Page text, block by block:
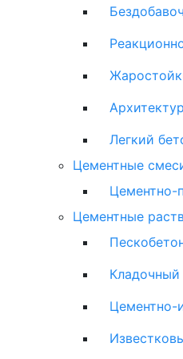
Легкий
Цементные
Цементно-
Цементные
Кладочный
Цементно-